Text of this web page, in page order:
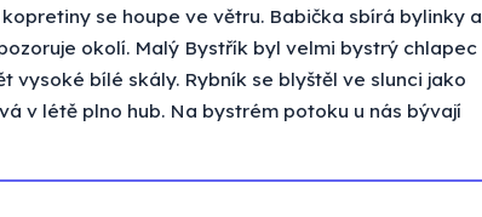
se houpe ve větru. Babička sbírá bylinky a
okolí. Malý Bystřík byl velmi bystrý chlapec
vysoké bílé skály. Rybník se blyštěl ve slunci jako
v létě plno hub. Na bystrém potoku u nás bývají